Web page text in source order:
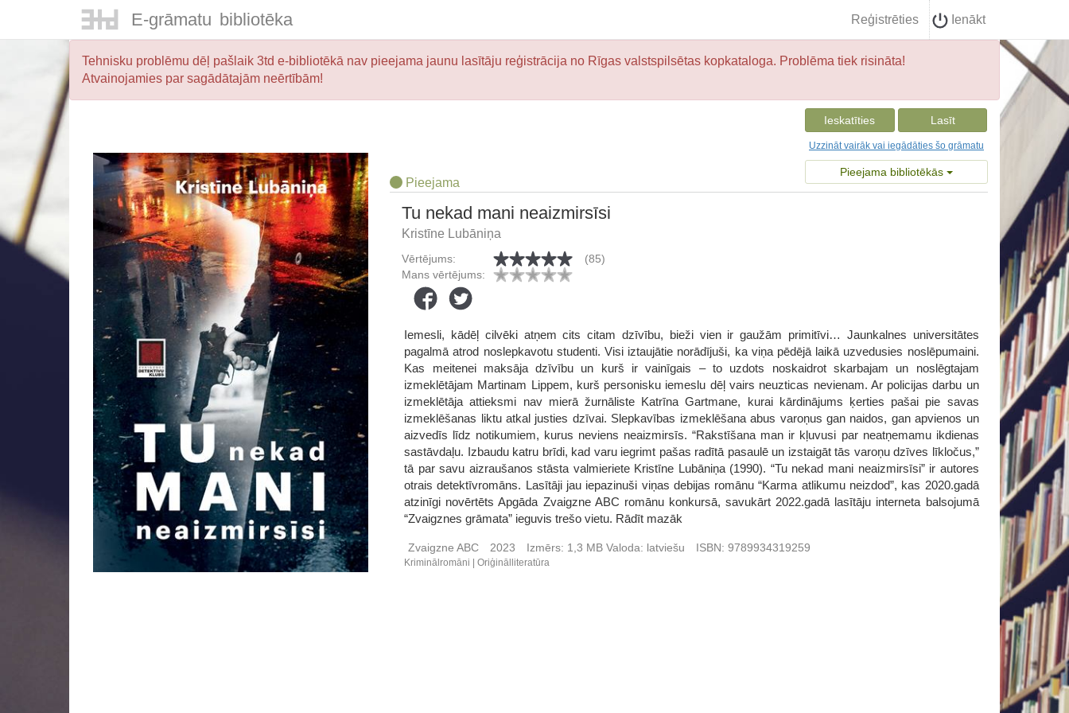
E-grāmatu bibliotēka Reģistrēties Ienākt
Tehnisku problēmu dēļ pašlaik 3td e-bibliotēkā nav pieejama jaunu lasītāju reģistrācija no Rīgas valstspilsētas kopkataloga. Problēma tiek risināta!
Atvainojamies par sagādātajām neērtībām!
Ieskatīties Lasīt
Uzzināt vairāk vai iegādāties šo grāmatu
Pieejama bibliotēkās
Pieejama
Tu nekad mani neaizmirsīsi
Kristīne Lubāniņa
Vērtējums:
(85)
Mans vērtējums:
Iemesli, kādēļ cilvēki atņem cits citam dzīvību, bieži vien ir gaužām primitīvi… Jaunkalnes universitātes
pagalmā atrod noslepkavotu studenti. Visi iztaujātie norādījuši, ka viņa pēdējā laikā uzvedusies noslēpumaini.
Kas meitenei maksāja dzīvību un kurš ir vainīgais – to uzdots noskaidrot skarbajam un noslēgtajam
izmeklētājam Martinam Lippem, kurš personisku iemeslu dēļ vairs neuzticas nevienam. Ar policijas darbu un
izmeklētāja attieksmi nav mierā žurnāliste Katrīna Gartmane, kurai kārdinājums ķerties pašai pie savas
izmeklēšanas liktu atkal justies dzīvai. Slepkavības izmeklēšana abus varoņus gan naidos, gan apvienos un
aizvedīs līdz notikumiem, kurus neviens neaizmirsīs. “Rakstīšana man ir kļuvusi par neatņemamu ikdienas
sastāvdaļu. Izbaudu katru brīdi, kad varu iegrimt pašas radītā pasaulē un izstaigāt tās varoņu dzīves līkločus,”
tā par savu aizraušanos stāsta valmieriete Kristīne Lubāniņa (1990). “Tu nekad mani neaizmirsīsi” ir autores
otrais detektīvromāns. Lasītāji jau iepazinuši viņas debijas romānu “Karma atlikumu neizdod”, kas 2020.gadā
atzinīgi novērtēts Apgāda Zvaigzne ABC romānu konkursā, savukārt 2022.gadā lasītāju interneta balsojumā
“Zvaigznes grāmata” ieguvis trešo vietu. Rādīt mazāk
Zvaigzne ABC 2023 Izmērs: 1,3 MBValoda: latviešu ISBN: 9789934319259
Kriminālromāni Oriģinālliteratūra